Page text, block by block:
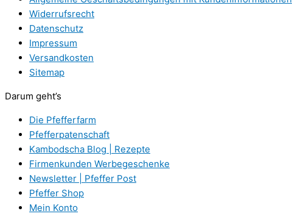
Widerrufsrecht
Datenschutz
Impressum
Versandkosten
Sitemap
Darum geht’s
Die Pfefferfarm
Pfefferpatenschaft
Kambodscha Blog | Rezepte
Firmenkunden Werbegeschenke
Newsletter | Pfeffer Post
Pfeffer Shop
Mein Konto